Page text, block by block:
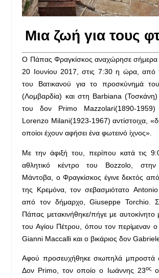
Μια ζωή για τους
Ο Πάπας Φραγκίσκος αναχώρησε σήμερα
20 Ιουνίου 2017, στις 7:30 η ώρα, από
του Βατικανού για το προσκύνημά
(Λομβαρδία) και στη Barbiana
του δον Primo Mazzolari(1890-
Lorenzo Milani(1923-1967) αντίστοιχα,
οποίοι έχουν αφήσει ένα φωτεινό ίχνος».
Με την άφιξή του, περίπου κατά τις
αθλητικό κέντρο του Bozzolo,
Μάντοβα, ο Φραγκίσκος έγινε δεκτός
της Κρεμόνα, τον σεβασμιότατο
από τον δήμαρχο, Giuseppe Torchio.
Πάπας μετακινήθηκε/πήγε με αυτοκίνητο
του Αγίου Πέτρου, όπου τον περίμεναν ο
Gianni Maccalli και ο βικάριος δον
Αφού προσευχήθηκε σιωπηλά μπροστά
Δον Primo, τον οποίο ο Ιωάννης 23ος